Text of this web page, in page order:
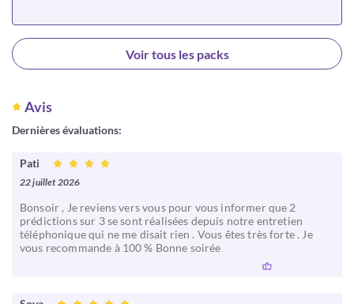
Choisir
Voir tous les packs
Avis
Dernières évaluations:
Pati
22 juillet 2026
Bonsoir , Je reviens vers vous pour vous informer que 2
prédictions sur 3 se sont réalisées depuis notre entretien
téléphonique qui ne me disait rien . Vous êtes très forte . Je
vous recommande à 100 % Bonne soirée